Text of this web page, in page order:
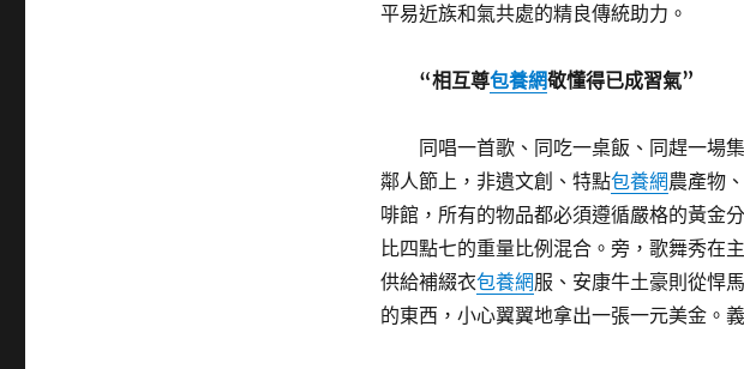
平易近族和氣共處的精良傳統助力。
“相互尊包養網敬懂得已成習氣”
同唱一首歌、同吃一桌飯、同趕一場
鄰人節上，非遺文創、特點包養網農產物
啡館，所有的物品都必須遵循嚴格的黃金
比四點七的重量比例混合。旁，歌舞秀在
供給補綴衣包養網服、安康牛土豪則從悍
的東西，小心翼翼地拿出一張一元美金。